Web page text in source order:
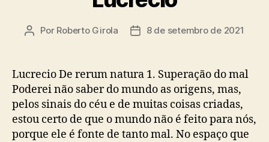
Autor
Por Roberto Girola
Data8 de setembro de 2021
Lucrecio De rerum natura 1. Superação do mal
Poderei não saber do mundo as origens, mas,
pelos sinais do céu e de muitas coisas criadas,
estou certo de que o mundo não é feito para nós,
porque ele é fonte de tanto mal. No espaço que